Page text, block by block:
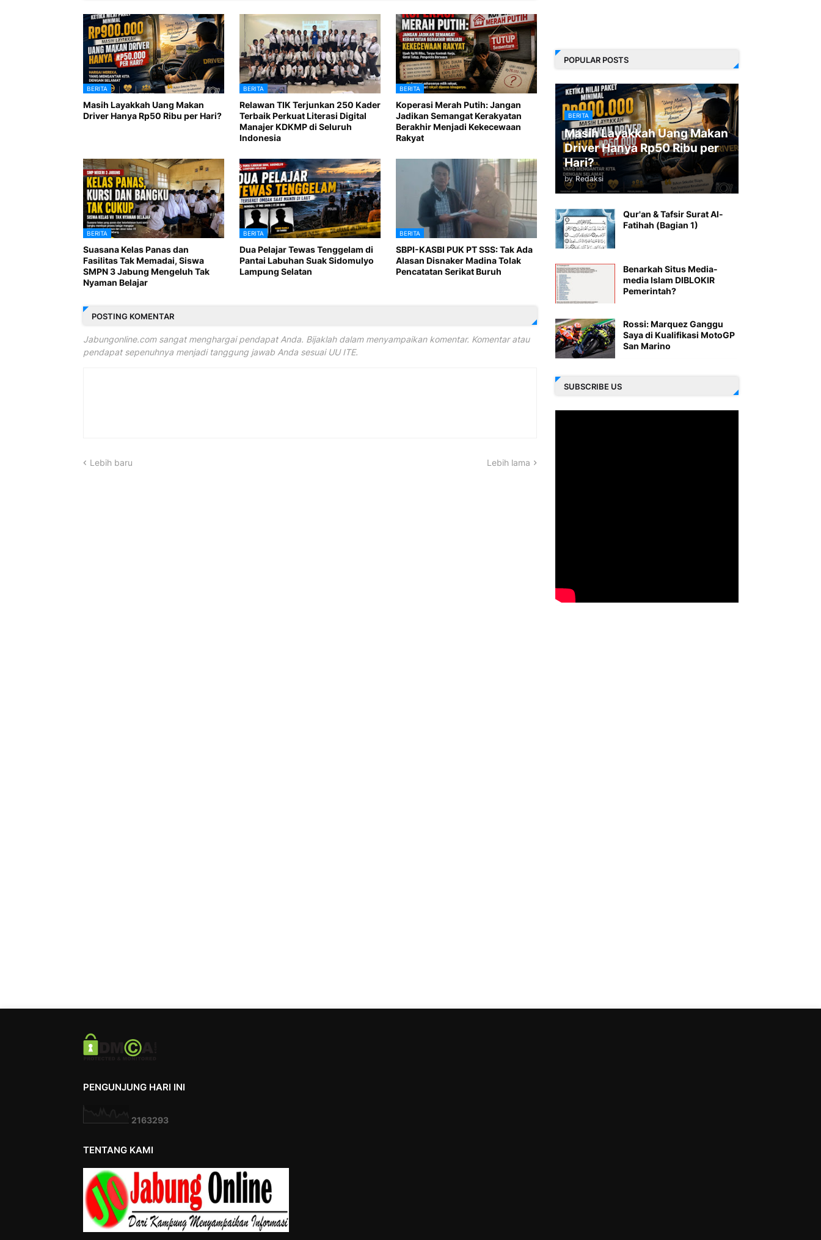
BERITA
Masih Layakkah Uang Makan
Driver Hanya Rp50 Ribu per Hari?
BERITA
Relawan TIK Terjunkan 250 Kader
Terbaik Perkuat Literasi Digital
Manajer KDKMP di Seluruh
Indonesia
BERITA
Koperasi Merah Putih: Jangan
Jadikan Semangat Kerakyatan
Berakhir Menjadi Kekecewaan
Rakyat
BERITA
Suasana Kelas Panas dan
Fasilitas Tak Memadai, Siswa
SMPN 3 Jabung Mengeluh Tak
Nyaman Belajar
BERITA
Dua Pelajar Tewas Tenggelam di
Pantai Labuhan Suak Sidomulyo
Lampung Selatan
BERITA
SBPI-KASBI PUK PT SSS: Tak Ada
Alasan Disnaker Madina Tolak
Pencatatan Serikat Buruh
POSTING KOMENTAR
Jabungonline.com sangat menghargai pendapat Anda. Bijaklah dalam menyampaikan komentar. Komentar atau
pendapat sepenuhnya menjadi tanggung jawab Anda sesuai UU ITE.
Lebih baru Lebih lama
POPULAR POSTS
BERITA
Masih Layakkah Uang Makan
Driver Hanya Rp50 Ribu per
Hari?
by Redaksi
Qur'an & Tafsir Surat Al-
Fatihah (Bagian 1)
Benarkah Situs Media-
media Islam DIBLOKIR
Pemerintah?
Rossi: Marquez Ganggu
Saya di Kualifikasi MotoGP
San Marino
SUBSCRIBE US
PENGUNJUNG HARI INI
2163293
TENTANG KAMI